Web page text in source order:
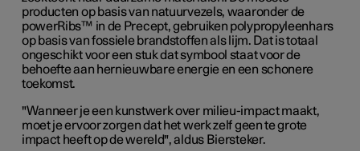
producten op basis van natuurvezels, waaronder de
powerRibs™ in de Precept, gebruiken polypropyleenhars
op basis van fossiele brandstoffen als lijm. Dat is totaal
ongeschikt voor een stuk dat symbool staat voor de
behoefte aan hernieuwbare energie en een schonere
toekomst.
"Wanneer je een kunstwerk over milieu-impact maakt,
moet je ervoor zorgen dat het werk zelf geen te grote
impact heeft op de wereld", aldus Biersteker.